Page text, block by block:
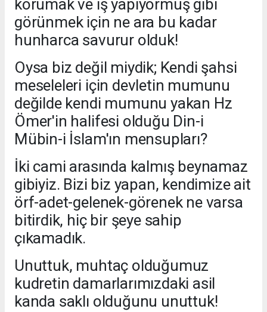
korumak ve iş yapıyormuş gibi
görünmek için ne ara bu kadar
hunharca savurur olduk!
Oysa biz değil miydik; Kendi şahsi
meseleleri için devletin mumunu
değilde kendi mumunu yakan Hz
Ömer'in halifesi olduğu Din-i
Mübin-i İslam'ın mensupları?
İki cami arasında kalmış beynamaz
gibiyiz. Bizi biz yapan, kendimize ait
örf-adet-gelenek-görenek ne varsa
bitirdik, hiç bir şeye sahip
çıkamadık.
Unuttuk, muhtaç olduğumuz
kudretin damarlarımızdaki asil
kanda saklı olduğunu unuttuk!